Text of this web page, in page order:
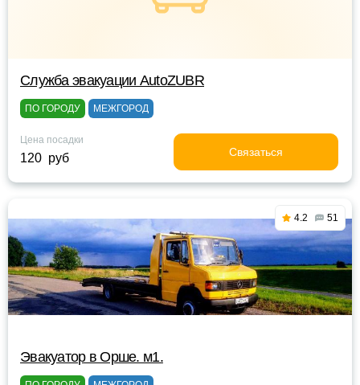
Служба эвакуации AutoZUBR
ПО ГОРОДУ МЕЖГОРОД
Цена посадки
120 руб Связаться
4.2 51
Эвакуатор в Орше. м1.